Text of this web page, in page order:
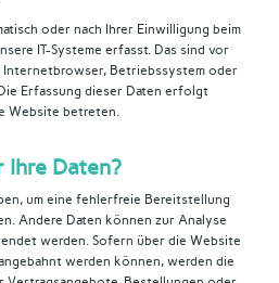
oder nach Ihrer Einwilligung beim
IT-Systeme erfasst. Das sind vor
Internetbrowser, Betriebssystem oder
Erfassung dieser Daten erfolgt
Website betreten.
Daten?
um eine fehlerfreie Bereitstellung
Andere Daten können zur Analyse
werden. Sofern über die Website
werden können, werden die